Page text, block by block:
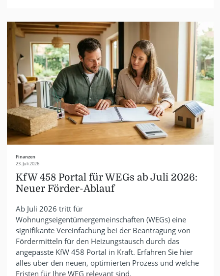
Finanzen
23. Juli 2026
KfW 458 Portal für WEGs ab Juli 2026:
Neuer Förder-Ablauf
Ab Juli 2026 tritt für
Wohnungseigentümergemeinschaften (WEGs) eine
signifikante Vereinfachung bei der Beantragung von
Fördermitteln für den Heizungstausch durch das
angepasste KfW 458 Portal in Kraft. Erfahren Sie hier
alles über den neuen, optimierten Prozess und welche
Fristen für Ihre WEG relevant sind.